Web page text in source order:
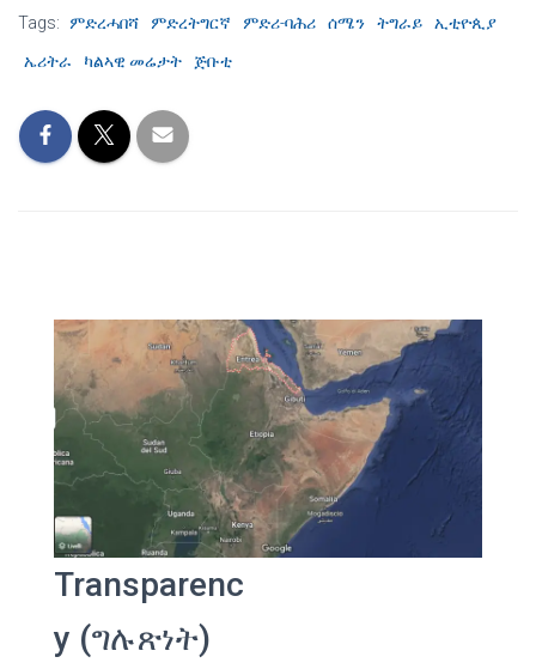
Tags: ምድረሓበሻ ምድረትግርኛ ምድሪ-ባሕሪ ሰሜን ትግራይ
ኢቲዮጲያ
ኤሪትራ
ካልኣዊ መሬታት ጅቡቲ
Transparenc
y (ግሉጽነት)